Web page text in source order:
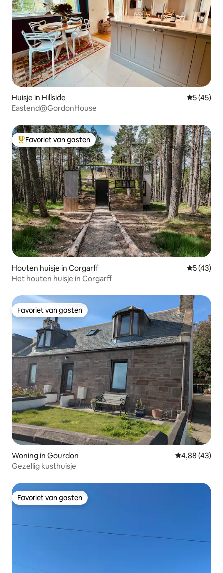
Huisje in Hillside
5 (45)
Eastend@GordonHouse
Topfavoriet van gasten
Favoriet van gasten
Houten huisje in Corgarff
5 (43)
Het houten huisje in Corgarff
Favoriet van gasten
Favoriet van gasten
Woning in Gourdon Gemiddelde
4,88 (43)
Gezellig kusthuisje
Favoriet van gasten
Favoriet van gasten